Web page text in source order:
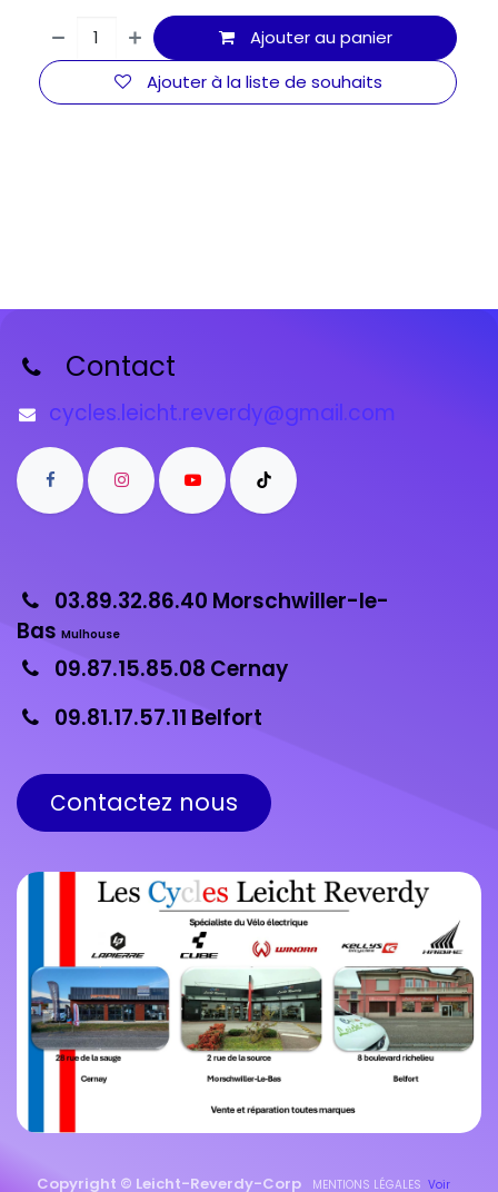
Ajouter au panier
Ajouter à la liste de souhaits
Contact
cycles.leicht.reverdy@gmail.com
03.89.32.86.40 Morschwiller-le-
Bas Mulhouse
09.87.15.85.08 Cernay
09.81.17.57.11 Belfort
Contactez nous
Copyright © Leicht-Reverdy-Corp MENTIONS LÉGALES Voir